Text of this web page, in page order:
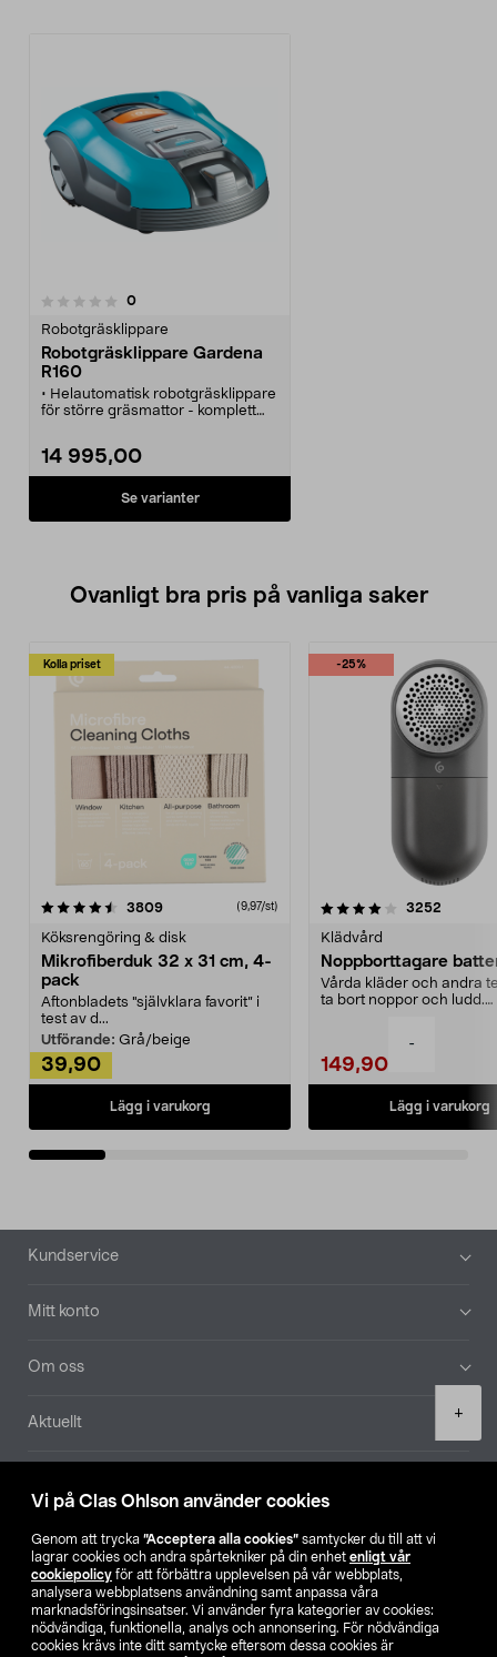
Vi på Clas Ohlson använder cookies
Genom att trycka ”Acceptera alla cookies” samtycker du till att vi
lagrar cookies och andra spårtekniker på din enhet enligt vår
cookiepolicy för att förbättra upplevelsen på vår webbplats,
analysera webbplatsens användning samt anpassa våra
marknadsföringsinsatser. Vi använder fyra kategorier av cookies:
nödvändiga, funktionella, analys och annonsering. För nödvändiga
cookies krävs inte ditt samtycke eftersom dessa cookies är
-
+
0recensioner
Robotgräsklippare
Robotgräsklippare Gardena
R160
• Helautomatisk robotgräsklippare
för större gräsmattor - komplett
skick.
• Daglig klippning med
rakbladsvassa knivar.
laddningsstationen.
14 995,00
Se varianter
Ovanligt bra pris på vanliga saker
Kolla priset
3809recensioner (9,97/st)
Köksrengöring & disk
Mikrofiberduk 32 x 31 cm, 4-
pack
Aftonbladets "självklara favorit” i
test av d...
Utförande: Grå/beige
39,90
Lägg i varukorg
-25%
4.0av 5 stjärnor 3252
Klädvård
Noppborttagare
Vårda kläder och andra
ta bort noppor och ludd.
149,90
Lägg i varukorg
4.5av 5 stjärnor
Sidfot
Kundservice
Mitt konto
Om oss
Aktuellt
Hitta butik
SE NO FI